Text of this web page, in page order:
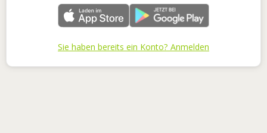
Sie haben bereits ein Konto? Anmelden